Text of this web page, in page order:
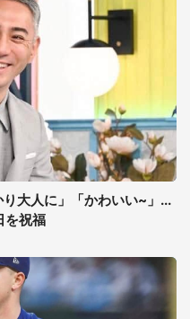
り大人に」「かわいい~」...
を祝福